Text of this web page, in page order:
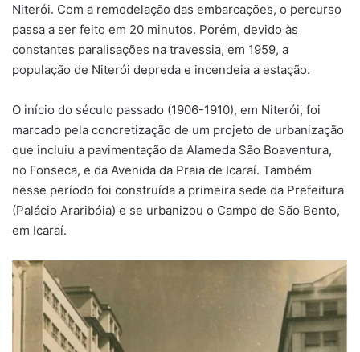
Niterói. Com a remodelação das embarcações, o percurso
passa a ser feito em 20 minutos. Porém, devido às
constantes paralisações na travessia, em 1959, a
população de Niterói depreda e incendeia a estação.
O início do século passado (1906-1910), em Niterói, foi
marcado pela concretização de um projeto de urbanização
que incluiu a pavimentação da Alameda São Boaventura,
no Fonseca, e da Avenida da Praia de Icaraí. Também
nesse período foi construída a primeira sede da Prefeitura
(Palácio Araribóia) e se urbanizou o Campo de São Bento,
em Icaraí.